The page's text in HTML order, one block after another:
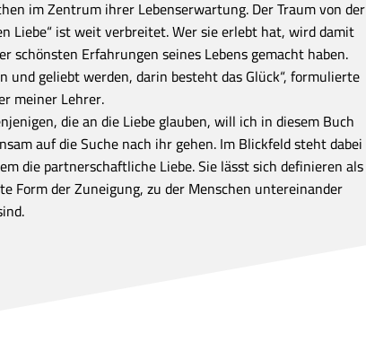
im Zentrum ihrer Lebenserwartung. Der Traum von der
Liebe“ ist weit verbreitet. Wer sie erlebt hat, wird damit
schönsten Erfahrungen seines Lebens gemacht haben.
und geliebt werden, darin besteht das Glück“, formulierte
meiner Lehrer.
die an die Liebe glauben, will ich in diesem Buch
auf die Suche nach ihr gehen. Im Blickfeld steht dabei
die partnerschaftliche Liebe. Sie lässt sich definieren als
Form der Zuneigung, zu der Menschen untereinander